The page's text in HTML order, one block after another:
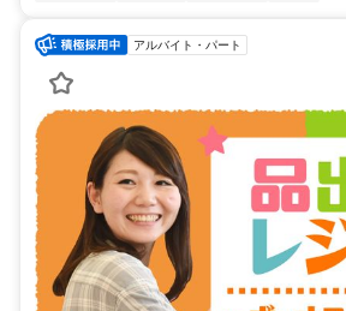
アルバイト・パート